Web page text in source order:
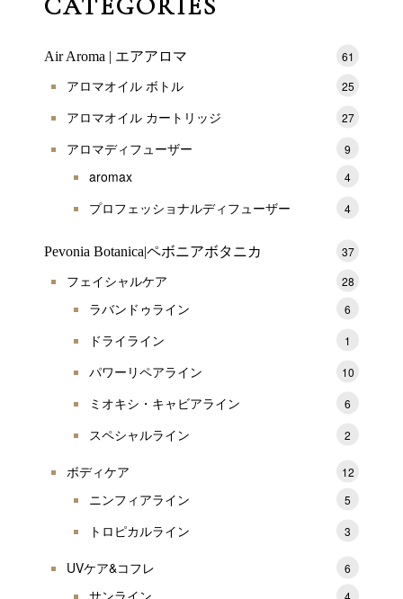
Air Aroma | エアアロマ 61
アロマオイル ボトル 25
アロマオイル カートリッジ 27
アロマディフューザー 9
aromax 4
プロフェッショナルディフューザー 4
Pevonia Botanica|ペボニアボタニカ 37
フェイシャルケア 28
ラバンドゥライン 6
ドライライン 1
パワーリペアライン 10
ミオキシ・キャビアライン 6
スペシャルライン 2
ボディケア 12
ニンフィアライン 5
トロピカルライン 3
UVケア&コフレ 6
サンライン 4